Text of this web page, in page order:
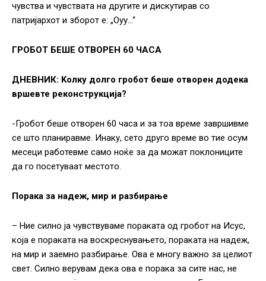
чувства и чувствата на другите и дискутирав со
патријархот и зборот е: „Оуу…“
ГРОБОТ БЕШЕ ОТВОРЕН 60 ЧАСА
ДНЕВНИК: Kолку долго гробот беше отворен додека
вршевте реконструкција?
-Гробот беше отворен 60 часа и за тоа време завршивме
се што планиравме. Инаку, сето друго време во тие осум
месеци работевме само ноќе за да можат поклониците
да го посетуваат местото.
Порака за надеж, мир и разбирање
– Ние силно ја чувствуваме пораката од гробот на Исус,
која е пораката на воскреснувањето, пораката на надеж,
на мир и заемно разбирање. Ова е многу важно за целиот
свет. Силно верувам дека ова е порака за сите нас, не